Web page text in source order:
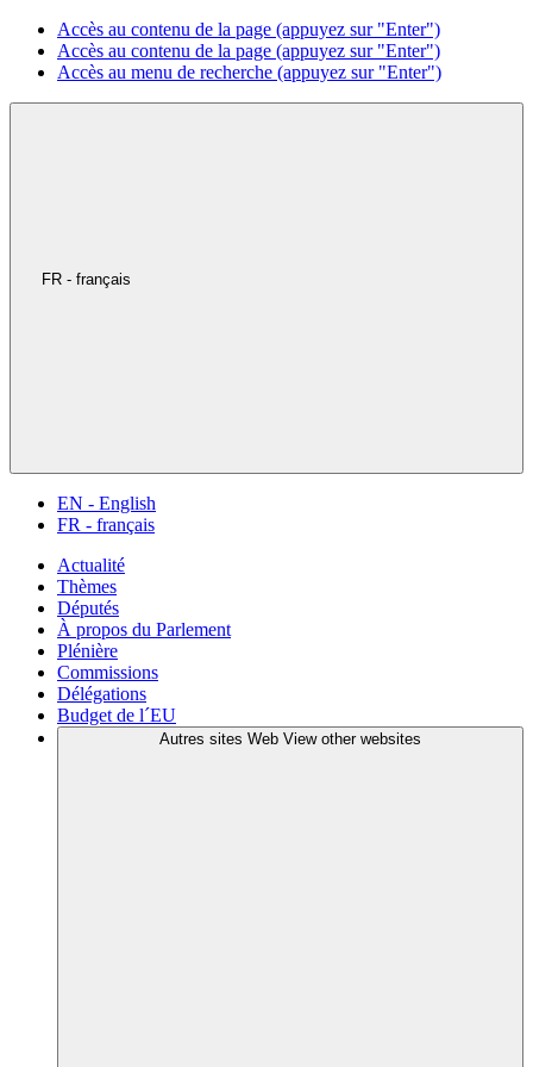
Accès au contenu de la page (appuyez sur "Enter")
Accès au contenu de la page (appuyez sur "Enter")
Accès au menu de recherche (appuyez sur "Enter")
FR - français
EN - English
FR - français
Actualité
Thèmes
Députés
À propos du Parlement
Plénière
Commissions
Délégations
Budget de l´EU
Autres sites Web View other websites